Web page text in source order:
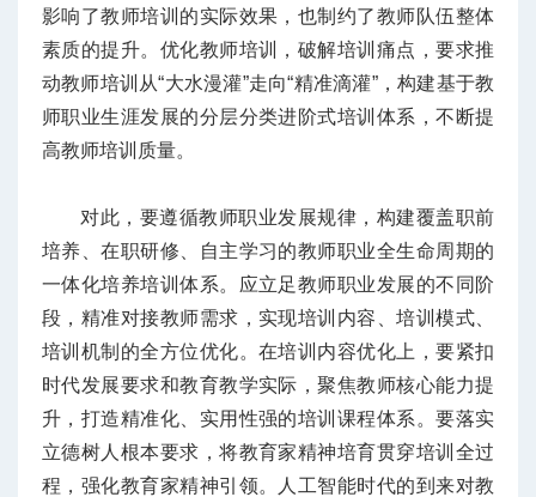
影响了教师培训的实际效果，也制约了教师队伍整体
素质的提升。优化教师培训，破解培训痛点，要求推
动教师培训从“大水漫灌”走向“精准滴灌”，构建基于教
师职业生涯发展的分层分类进阶式培训体系，不断提
高教师培训质量。
对此，要遵循教师职业发展规律，构建覆盖职前
培养、在职研修、自主学习的教师职业全生命周期的
一体化培养培训体系。应立足教师职业发展的不同阶
段，精准对接教师需求，实现培训内容、培训模式、
培训机制的全方位优化。在培训内容优化上，要紧扣
时代发展要求和教育教学实际，聚焦教师核心能力提
升，打造精准化、实用性强的培训课程体系。要落实
立德树人根本要求，将教育家精神培育贯穿培训全过
程，强化教育家精神引领。人工智能时代的到来对教